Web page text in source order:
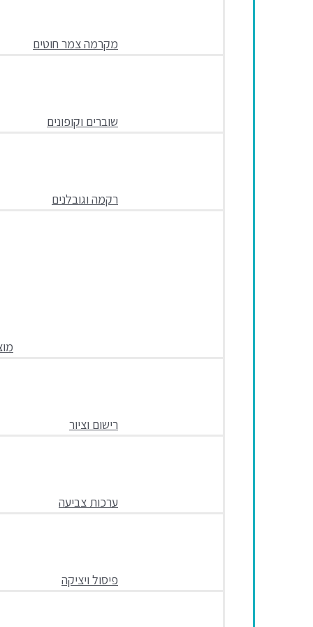
מקרמה צמר חוטים
שוברים וקופונים
רקמה וגובלנים
רישום וציור
ערכות צביעה
פיסול ויציקה